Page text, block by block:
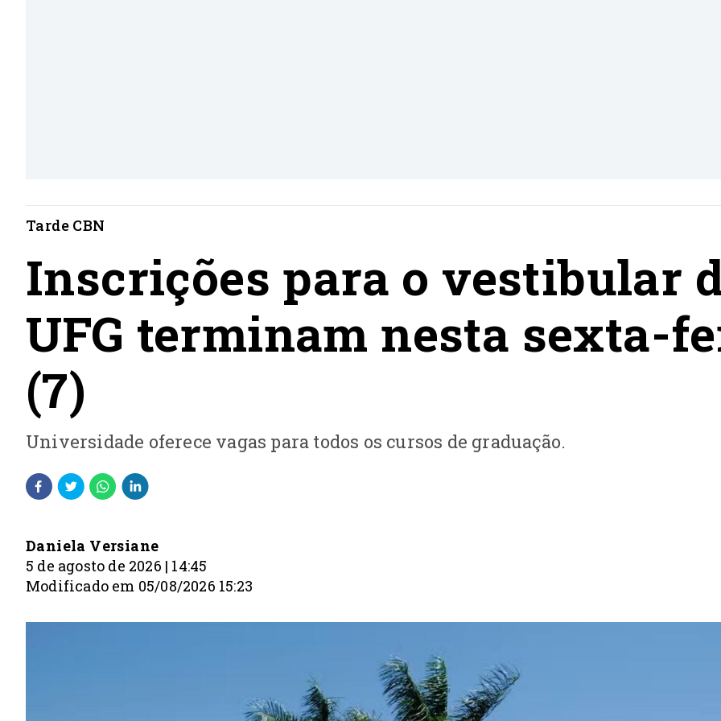
Tarde CBN
Inscrições para o vestibular
UFG terminam nesta sexta-
(7)
Universidade oferece vagas para todos os cursos de graduação.
Daniela Versiane
5 de agosto de 2026 | 14:45
Modificado em 05/08/2026 15:23